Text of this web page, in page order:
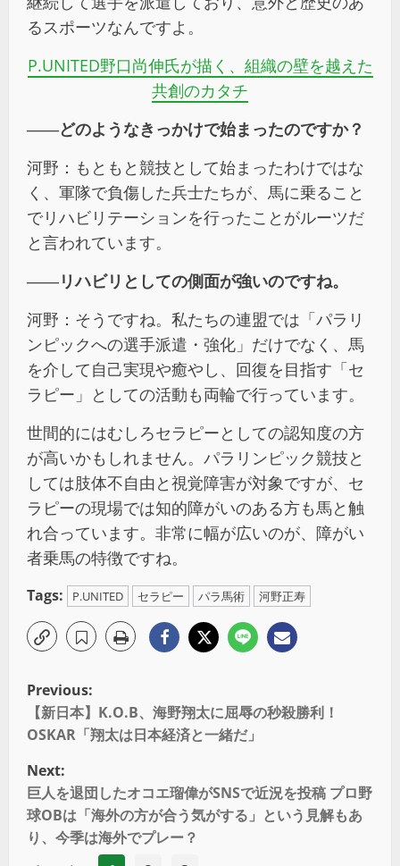
るスポーツなんですよ。
P.UNITED野口尚伸氏が描く、組織の壁を越えた
共創のカタチ
――どのようなきっかけで始まったのですか？
河野：もともと競技として始まったわけではな
く、軍隊で負傷した兵士たちが、馬に乗ること
でリハビリテーションを行ったことがルーツだ
と言われています。
――リハビリとしての側面が強いのですね。
河野：そうですね。私たちの連盟では「パラリ
ンピックへの選手派遣・強化」だけでなく、馬
を介して自己実現や癒やし、回復を目指す「セ
ラピー」としての活動も両輪で行っています。
世間的にはむしろセラピーとしての認知度の方
が高いかもしれません。パラリンピック競技と
しては肢体不自由と視覚障害が対象ですが、セ
ラピーの現場では知的障がいのある方も馬と触
れ合っています。非常に幅が広いのが、障がい
者乗馬の特徴ですね。
Tags: P.UNITED セラピー パラ馬術 河野正寿
Previous:
【新日本】K.O.B、海野翔太に屈辱の秒殺勝利！
OSKAR「翔太は日本経済と一緒だ」
Next:
巨人を退団したオコエ瑠偉がSNSで近況を投稿 プロ野
球OBは「海外の方が合う気がする」という見解もあ
り、今季は海外でプレー？